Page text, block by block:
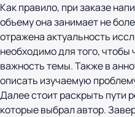
Как правило, при заказе
объему она занимает не
отражена актуальность
необходимо для того, чтобы
важность темы. Также в
описать изучаемую
Далее стоит раскрыть пути
которые выбрал автор.